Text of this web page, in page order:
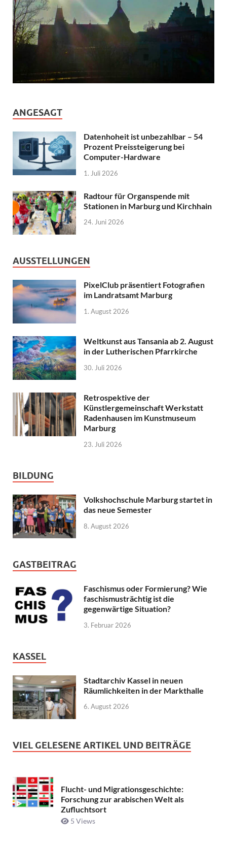
ANGESAGT
Datenhoheit ist unbezahlbar – 54
Prozent Preissteigerung bei
Computer-Hardware
1. Juli 2026
Radtour für Organspende mit
Stationen in Marburg und Kirchhain
24. Juni 2026
AUSSTELLUNGEN
PixelClub präsentiert Fotografien
im Landratsamt Marburg
1. August 2026
Weltkunst aus Tansania ab 2. August
in der Lutherischen Pfarrkirche
30. Juli 2026
Retrospektive der
Künstlergemeinschaft Werkstatt
Radenhausen im Kunstmuseum
Marburg
23. Juli 2026
BILDUNG
Volkshochschule Marburg startet in
das neue Semester
8. August 2026
GASTBEITRAG
Faschismus oder Formierung? Wie
faschismusträchtig ist die
gegenwärtige Situation?
3. Februar 2026
KASSEL
Stadtarchiv Kassel in neuen
Räumlichkeiten in der Markthalle
6. August 2026
VIEL GELESENE ARTIKEL UND BEITRÄGE
Flucht- und Migrationsgeschichte:
Forschung zur arabischen Welt als
Zufluchtsort
5 Views